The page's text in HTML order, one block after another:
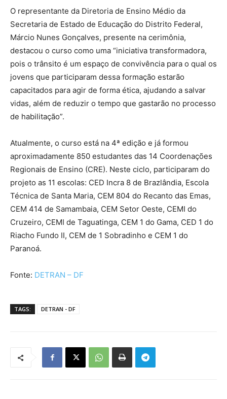
O representante da Diretoria de Ensino Médio da
Secretaria de Estado de Educação do Distrito Federal,
Márcio Nunes Gonçalves, presente na cerimônia,
destacou o curso como uma “iniciativa transformadora,
pois o trânsito é um espaço de convivência para o qual os
jovens que participaram dessa formação estarão
capacitados para agir de forma ética, ajudando a salvar
vidas, além de reduzir o tempo que gastarão no processo
de habilitação”.
Atualmente, o curso está na 4ª edição e já formou
aproximadamente 850 estudantes das 14 Coordenações
Regionais de Ensino (CRE). Neste ciclo, participaram do
projeto as 11 escolas: CED Incra 8 de Brazlândia, Escola
Técnica de Santa Maria, CEM 804 do Recanto das Emas,
CEM 414 de Samambaia, CEM Setor Oeste, CEMI do
Cruzeiro, CEMI de Taguatinga, CEM 1 do Gama, CED 1 do
Riacho Fundo II, CEM de 1 Sobradinho e CEM 1 do
Paranoá.
Fonte: DETRAN – DF
TAGS: DETRAN - DF